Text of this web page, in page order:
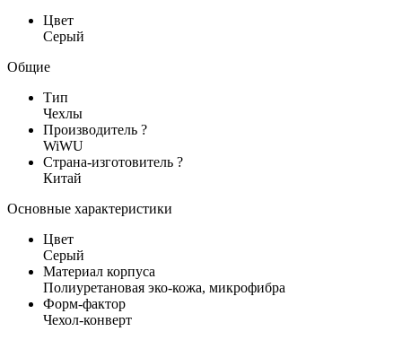
Цвет
Серый
Общие
Тип
Чехлы
Производитель ?
WiWU
Страна-изготовитель ?
Китай
Основные характеристики
Цвет
Серый
Материал корпуса
Полиуретановая эко-кожа, микрофибра
Форм-фактор
Чехол-конверт